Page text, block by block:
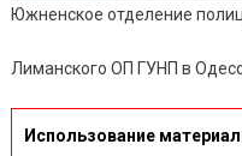
Южненское отделение
Лиманского ОП ГУНП в
Использование